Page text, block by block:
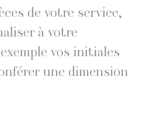
de votre service,
à votre
vos initiales
une dimension